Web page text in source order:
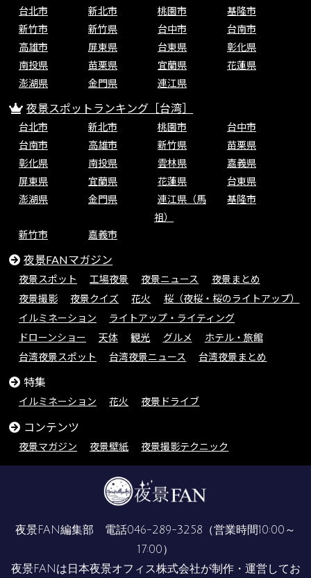
台北市 新北市 桃園市
基隆市
新竹市
新竹県 台中市
台南市
高雄市
屏東県 台東県
彰化県
南投県
苗栗県 宜蘭県
花蓮県
澎湖県
金門県 連江県
夜景スポットランキング［台湾］
台北市 新北市 桃園市
台中市
台南市
高雄市 新竹県
苗栗県
彰化県
南投県 雲林県
嘉義県
屏東県
宜蘭県 花蓮県
台東県
澎湖県
金門県
連江県（馬
祖）
基隆市
新竹市 嘉義市
夜景FANマガジン
夜景スポット 工場夜景 夜景ニュース
夜景まとめ
夜景撮影
夜景クイズ 花火
桜（夜桜・桜のライトアップ）
イルミネーション
ライトアップ・ライティング
ドローンショー
天体 観光 グルメ
ホテル・旅館
台湾夜景スポット
台湾夜景ニュース 台湾夜景まとめ
特集
イルミネーション 花火 夜景ドライブ
コンテンツ
夜景マガジン 夜景壁紙 夜景撮影テクニック
夜景FAN編集部 電話046-289-3258 （営業時間10:00～
17:00）
夜景FANは 日本夜景オフィス株式会社が制作・運営してお